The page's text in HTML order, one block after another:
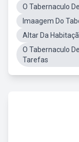
O Tabernaculo
Imaagem Do
Altar Da
O Tabernaculo
Tarefas